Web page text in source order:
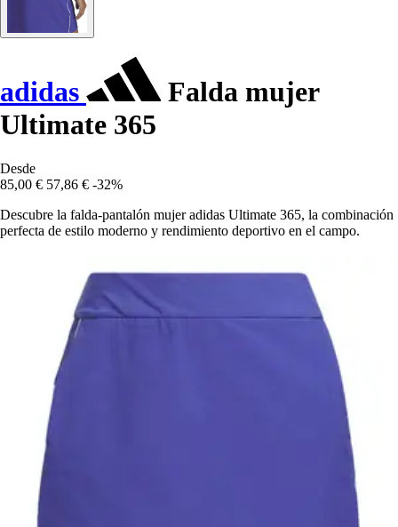
adidas
Falda mujer
Ultimate 365
Desde
85,00 € 57,86 € -32%
Descubre la falda-pantalón mujer adidas Ultimate 365, la combinación
perfecta de estilo moderno y rendimiento deportivo en el campo.